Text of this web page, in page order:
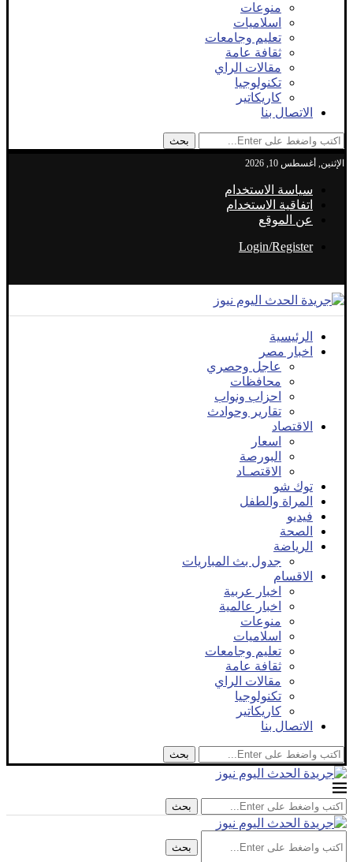
منوعات
اسلاميات
تعليم وجامعات
ثقافة عامة
مقالات الراي
تكنولوجيا
كاريكاتير
الاتصال بنا
بحث
الإثنين, أغسطس 10, 2026
سياسة الاستخدام
اتفاقية الاستخدام
عن الموقع
Login/Register
الرئيسية
اخبار مصر
عاجل وحصري
محافظات
احزاب ونواب
تقارير وحوادث
الاقتصاد
اسعار
البورصة
الاقتصـاد
توك شو
المراة والطفل
فيديو
الصحة
الرياضة
جدول بث المباريات
الاقسام
اخبار عربية
اخبار عالمية
منوعات
اسلاميات
تعليم وجامعات
ثقافة عامة
مقالات الراي
تكنولوجيا
كاريكاتير
الاتصال بنا
بحث
بحث
بحث